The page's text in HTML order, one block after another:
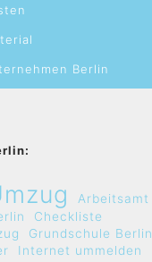
Berlin
Arbeitsamt
Checkliste
Grundschule Berlin
Internet ummelden